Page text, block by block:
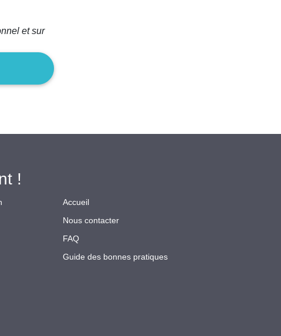
et sur
!
Accueil
Nous contacter
FAQ
Guide des bonnes pratiques